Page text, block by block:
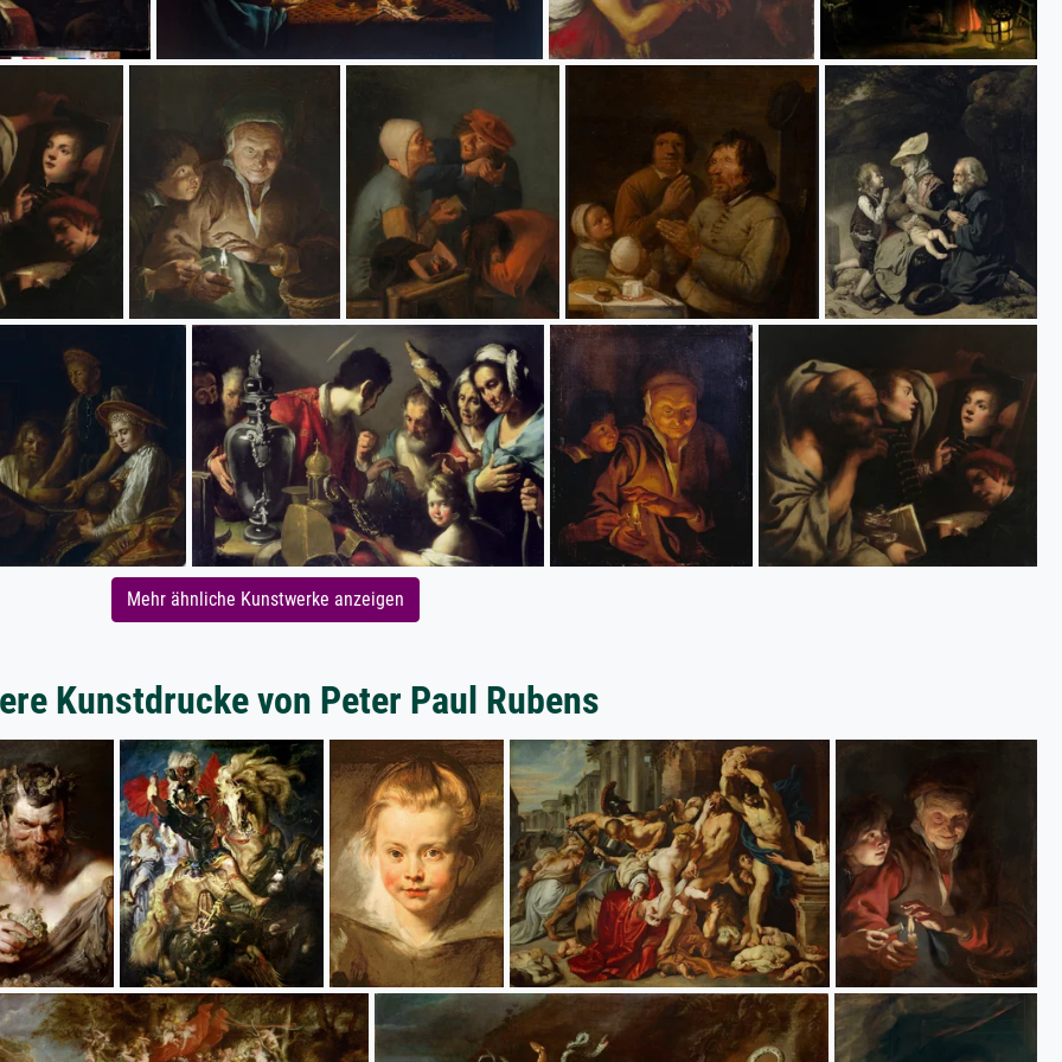
Mehr ähnliche Kunstwerke anzeigen
Kunstdrucke von Peter Paul Rubens